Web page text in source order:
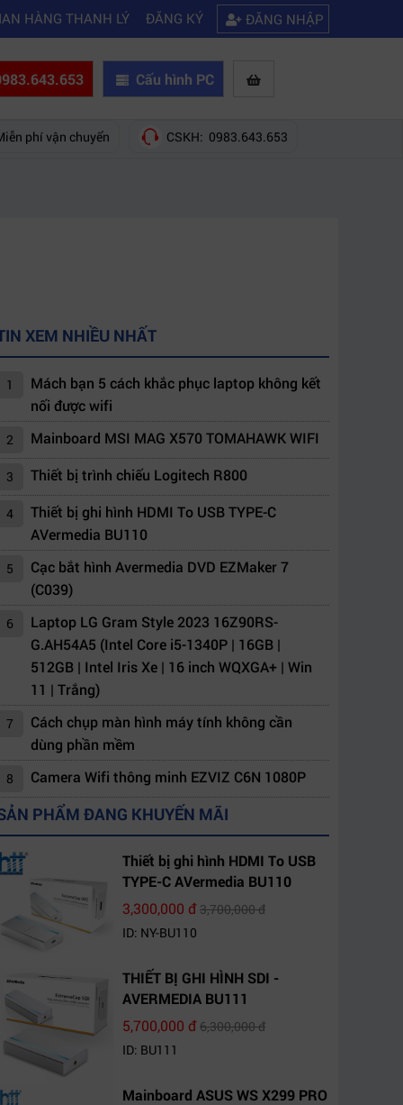
nào?|Mách bạn 5 cách khắc phục laptop không kết nối được wifi
HÀNG THANH LÝ ĐĂNG KÝ ĐĂNG NHẬP
Cấu hình PC
phí vận chuyển CSKH: 0983.643.653
XEM NHIỀU NHẤT
1
Mách bạn 5 cách khắc phục laptop không kết
nối được wifi
2 Mainboard MSI MAG X570 TOMAHAWK WIFI
3 Thiết bị trình chiếu Logitech R800
4
Thiết bị ghi hình HDMI To USB TYPE-C
AVermedia BU110
5
Cạc bắt hình Avermedia DVD EZMaker 7
(C039)
6
Laptop LG Gram Style 2023 16Z90RS-
G.AH54A5 (Intel Core i5-1340P | 16GB |
512GB | Intel Iris Xe | 16 inch WQXGA+ | Win
11 | Trắng)
7
Cách chụp màn hình máy tính không cần
dùng phần mềm
8 Camera Wifi thông minh EZVIZ C6N 1080P
PHẨM ĐANG KHUYẾN MÃI
Thiết bị ghi hình HDMI To USB
TYPE-C AVermedia BU110
3,300,000 đ3,700,000 đ
ID: NY-BU110
THIẾT BỊ GHI HÌNH SDI -
AVERMEDIA BU111
5,700,000 đ6,300,000 đ
ID: BU111
Mainboard ASUS WS X299 PRO